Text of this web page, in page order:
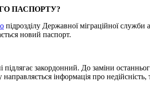
ПАСПОРТУ?
підрозділу Державної міграційної служби
новий паспорт.
підлягає закордонний. До заміни
інформація про